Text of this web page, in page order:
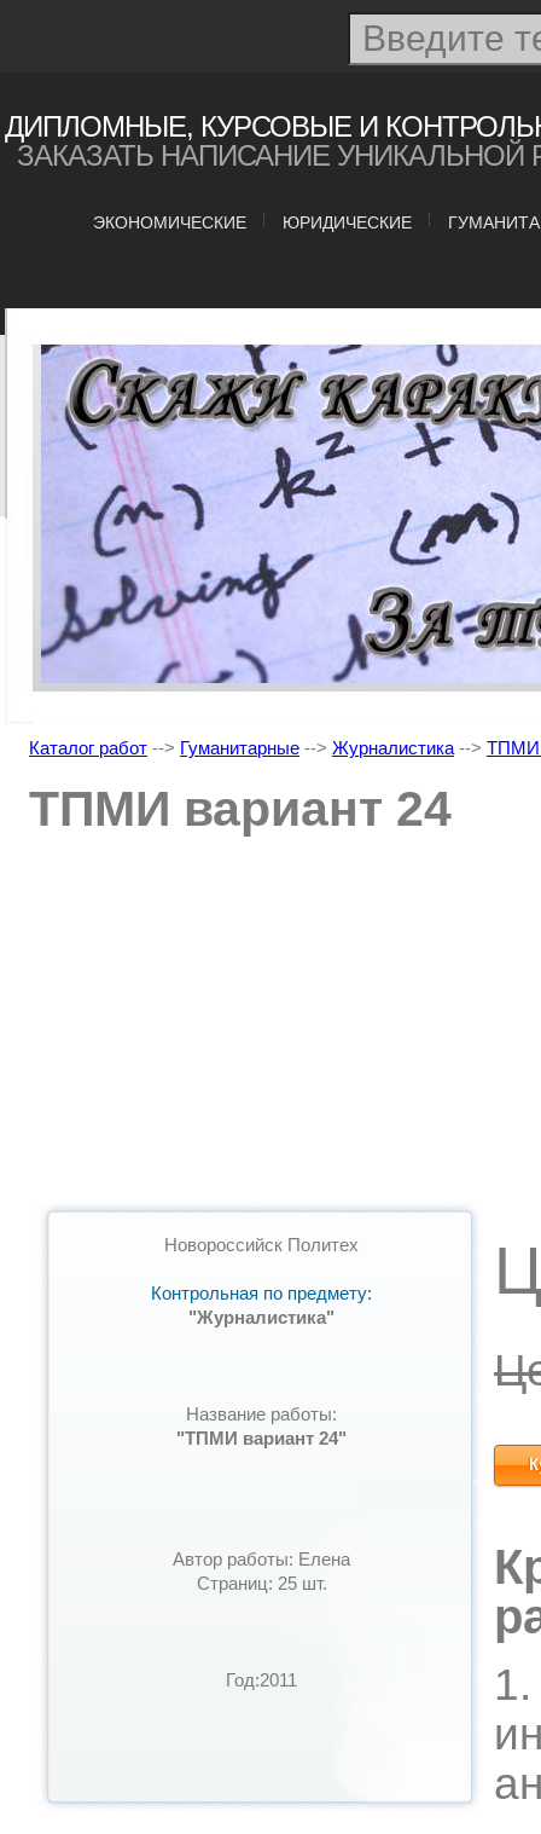
ДИПЛОМНЫЕ, КУРСОВЫЕ И
ЗАКАЗАТЬ НАПИСАНИЕ
ЭКОНОМИЧЕСКИЕ ЮРИДИЧЕСКИЕ
Каталог работ --> Гуманитарные --> Журналистика --> ТПМИ
ТПМИ вариант 24
Новороссийск Политех
Контрольная по предмету:
"Журналистика"
Название работы:
"ТПМИ вариант 24"
Автор работы: Елена
Страниц: 25 шт.
Год:2011